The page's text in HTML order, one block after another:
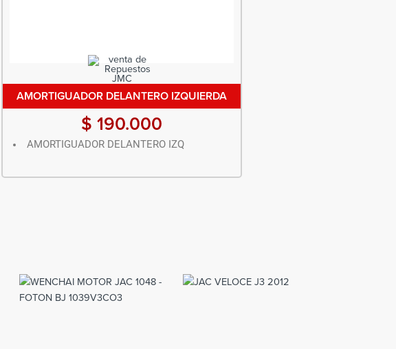
AMORTIGUADOR DELANTERO IZQUIERDA
$ 190.000
AMORTIGUADOR DELANTERO IZQ